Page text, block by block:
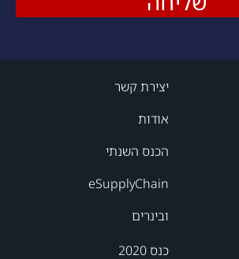
יצירת קשר
אודות
הכנס השנתי
eSupplyChain
ובינרים
כנס 2020